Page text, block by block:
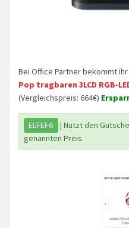
Bei Office Partner bekommt
Pop tragbaren 3LCD RGB-
(Vergleichspreis: 664€)
ELFEF6
| Nutzt den
genannten Preis.